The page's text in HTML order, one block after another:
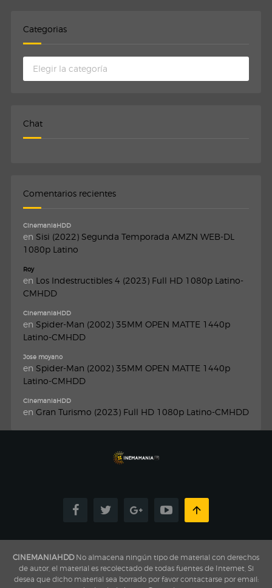
Categorias
Categorias
Chat
Comentarios recientes
CinemaniaHDD
en Sisi (2022) Segunda Temporada AMZN WEB-DL
1080p Latino
Roy
en Los Indestructibles 4 (2023) Full HD 1080p Latino-
CMHDD
CinemaniaHDD
en Spider-Man (2002) 35MM OPEN MATTE 1440p
Latino-CMHDD
Jose moyano
en Spider-Man (2002) 35MM OPEN MATTE 1440p
Latino-CMHDD
CinemaniaHDD
en Gran Turismo (2023) Full HD 1080p Latino-CMHDD
CINEMANIAHDDNo almacena ningún tipo de material con derechos
de autor, el material es recolectado de todas fuentes de Internet, Si
desea que dicho material sea borrado por favor contactarse por email: